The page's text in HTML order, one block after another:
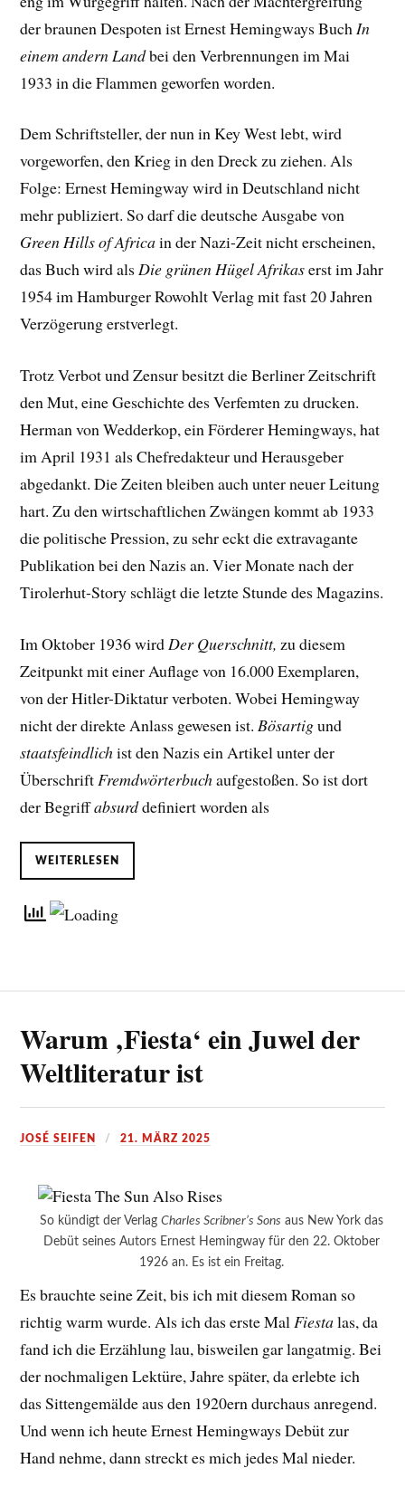
der braunen Despoten ist Ernest Hemingways Buch In
einem andern Landbei den Verbrennungen im Mai
1933 in die Flammen geworfen worden.
Dem Schriftsteller, der nun in Key West lebt, wird
vorgeworfen, den Krieg in den Dreck zu ziehen. Als
Folge: Ernest Hemingway wird in Deutschland nicht
mehr publiziert. So darf die deutsche Ausgabe von
Green Hills of Africain der Nazi-Zeit nicht erscheinen,
das Buch wird alsDie grünen Hügel Afrikaserst im Jahr
1954 im Hamburger Rowohlt Verlag mit fast 20 Jahren
Verzögerung erstverlegt.
Trotz Verbot und Zensur besitzt die Berliner Zeitschrift
den Mut, eine Geschichte des Verfemten zu drucken.
Herman von Wedderkop, ein Förderer Hemingways, hat
im April 1931 als Chefredakteur und Herausgeber
abgedankt. Die Zeiten bleiben auch unter neuer Leitung
hart. Zu den wirtschaftlichen Zwängen kommt ab 1933
die politische Pression, zu sehr eckt die extravagante
Publikation bei den Nazis an. Vier Monate nach der
Tirolerhut-Story schlägt die letzte Stunde des Magazins.
Im Oktober 1936 wirdDer Querschnitt,zu diesem
Zeitpunkt mit einer Auflage von 16.000 Exemplaren,
von der Hitler-Diktatur verboten. Wobei Hemingway
nicht der direkte Anlass gewesen ist.Bösartigund
staatsfeindlichist den Nazis ein Artikel unter der
ÜberschriftFremdwörterbuchaufgestoßen. So ist dort
der Begriffabsurddefiniert worden als
WEITERLESEN
Warum ‚Fiesta‘ ein Juwel der
Weltliteratur ist
JOSÉ SEIFEN 21. MÄRZ 2025
So kündigt der Verlag Charles Scribner’s Sons aus New York das
Debüt seines Autors Ernest Hemingway für den 22. Oktober
1926 an. Es ist ein Freitag.
Es brauchte seine Zeit, bis ich mit diesem Roman so
richtig warm wurde. Als ich das erste MalFiestalas, da
fand ich die Erzählung lau, bisweilen gar langatmig. Bei
der nochmaligen Lektüre, Jahre später, da erlebte ich
das Sittengemälde aus den 1920ern durchaus anregend.
Und wenn ich heute Ernest Hemingways Debüt zur
Hand nehme, dann streckt es mich jedes Mal nieder.